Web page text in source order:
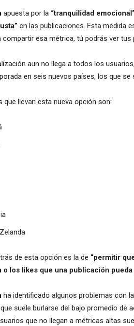
apuesta por la “tranquilidad emocional”
en las publicaciones. Esta medida
compartir esa métrica, tú podrás ver
aun no llega a todos los
en seis nuevos países, los que se
que llevan esta nueva opción son:
de esta opción es la de “permitir
o los likes que una publicación pueda
ha identificado algunos problemas con
suele burlarse del bajo promedio de
que no llegan a métricas altas